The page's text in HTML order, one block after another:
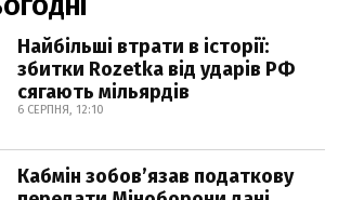
Найбільші втрати в історії:
збитки Rozetka від ударів РФ
сягають мільярдів
6 СЕРПНЯ, 12:10
Кабмін зобовʼязав податкову